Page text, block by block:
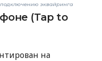
эквайринга
(Tap to
на